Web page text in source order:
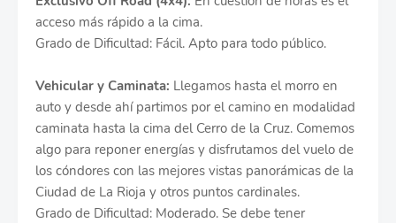
acceso más rápido a la cima.
Grado de Dificultad: Fácil. Apto para todo público.
Vehicular y Caminata: Llegamos hasta el morro en
auto y desde ahí partimos por el camino en modalidad
caminata hasta la cima del Cerro de la Cruz. Comemos
algo para reponer energías y disfrutamos del vuelo de
los cóndores con las mejores vistas panorámicas de la
Ciudad de La Rioja y otros puntos cardinales.
Grado de Dificultad: Moderado. Se debe tener